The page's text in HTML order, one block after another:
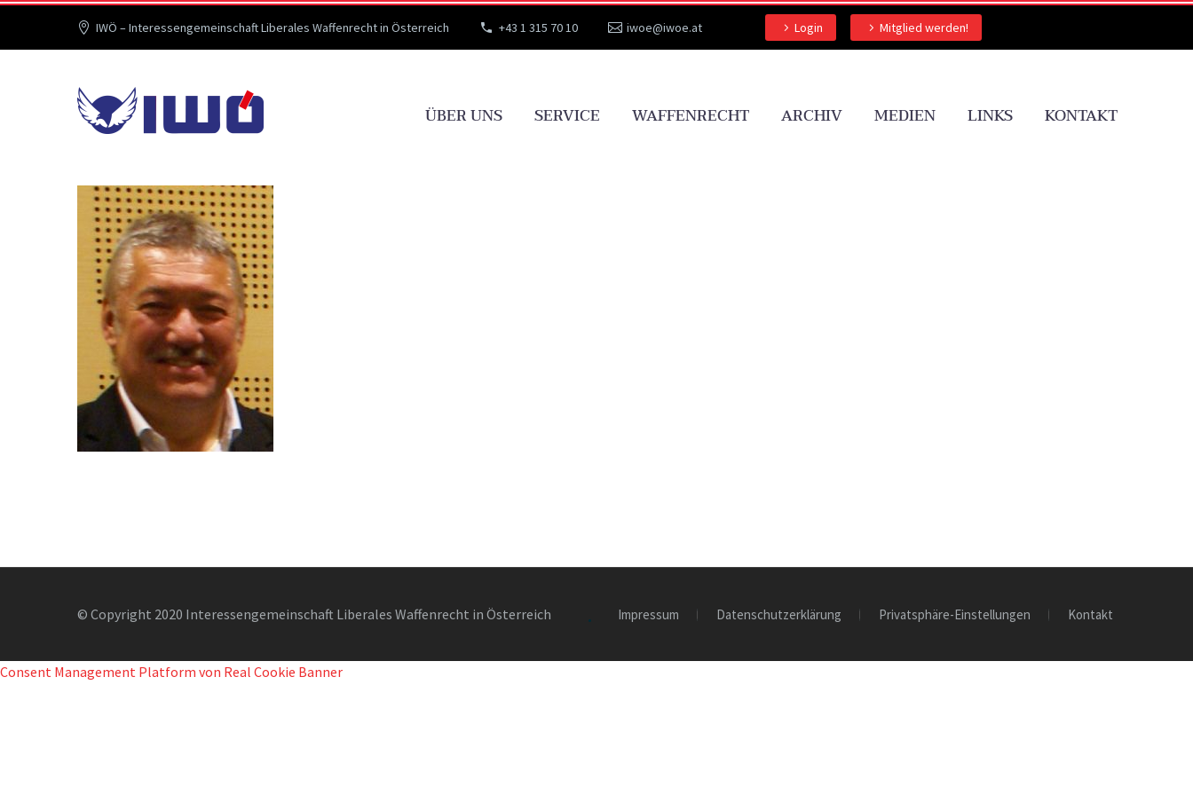
IWÖ – Interessengemeinschaft Liberales Waffenrecht in Österreich +43 1 315 70 10 iwoe@iwoe.at Login Mitglied werden!
ÜBER UNS SERVICE WAFFENRECHT ARCHIV MEDIEN LINKS KONTAKT
© Copyright 2020 Interessengemeinschaft Liberales Waffenrecht in Österreich Impressum Datenschutzerklärung Privatsphäre-Einstellungen Kontakt
Consent Management Platform von Real Cookie Banner